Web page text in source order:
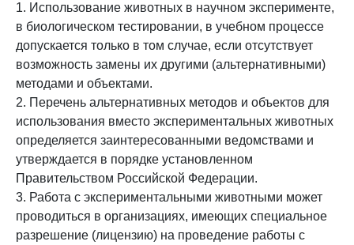
1. Использование животных в научном эксперименте,
в биологическом тестировании, в учебном процессе
допускается только в том случае, если отсутствует
возможность замены их другими (альтернативными)
методами и объектами.
2. Перечень альтернативных методов и объектов для
использования вместо экспериментальных животных
определяется заинтересованными ведомствами и
утверждается в порядке установленном
Правительством Российской Федерации.
3. Работа с экспериментальными животными может
проводиться в организациях, имеющих специальное
разрешение (лицензию) на проведение работы с